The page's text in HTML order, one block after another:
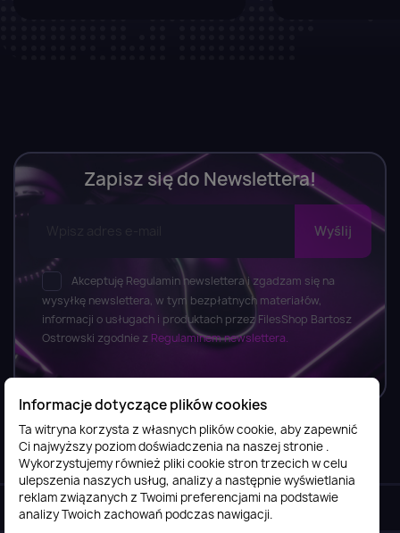
Zapisz się do Newslettera!
Akceptuję Regulamin newslettera i zgadzam się na
wysyłkę newslettera, w tym bezpłatnych materiałów,
informacji o usługach i produktach przez FilesShop Bartosz
Ostrowski zgodnie z Regulaminem newslettera.
Informacje
Obsługa klienta
Informacje dotyczące plików cookies
Ta witryna korzysta z własnych plików cookie, aby zapewnić
Ci najwyższy poziom doświadczenia na naszej stronie .
Wykorzystujemy również pliki cookie stron trzecich w celu
ulepszenia naszych usług, analizy a następnie wyświetlania
reklam związanych z Twoimi preferencjami na podstawie
analizy Twoich zachowań podczas nawigacji.